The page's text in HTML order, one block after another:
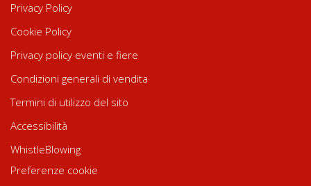
Privacy Policy
Cookie Policy
Privacy policy eventi e fiere
Condizioni generali di vendita
Termini di utilizzo del sito
Accessibilità
WhistleBlowing
Preferenze cookie